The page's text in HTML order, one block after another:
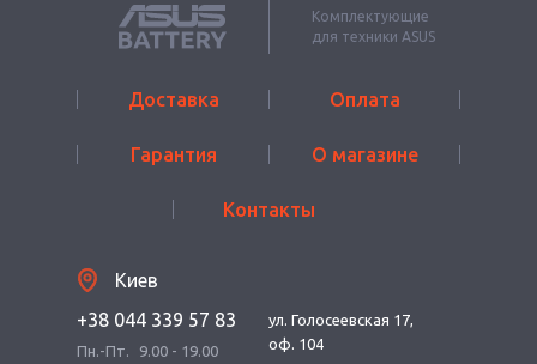
Комплектующие
для техники ASUS
Доставка Оплата
Гарантия О магазине
Контакты
Киев
+38 044 339 57 83
Пн.-Пт.
9.00 - 19.00
ул. Голосеевская 17,
оф. 104